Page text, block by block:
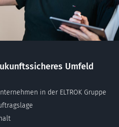
Umfeld
in der ELTROK Gruppe